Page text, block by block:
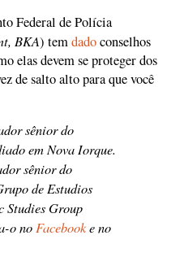
Federal de Polícia
BKA) temdadoconselhos
elas devem se proteger dos
de salto alto para que você
sênior do
em Nova Iorque.
sênior do
de Estudios
Studies Group
o no Facebooke no